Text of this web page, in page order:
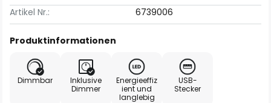
Artikel Nr.:
6739006
Produktinformationen
Dimmbar
Inklusive
Dimmer
Energieeffiz
ient und
langlebig
USB-
Stecker